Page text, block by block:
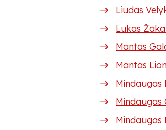
Liudas
Lukas
Mantas
Mantas
Mindaugas
Mindaugas
Mindaugas